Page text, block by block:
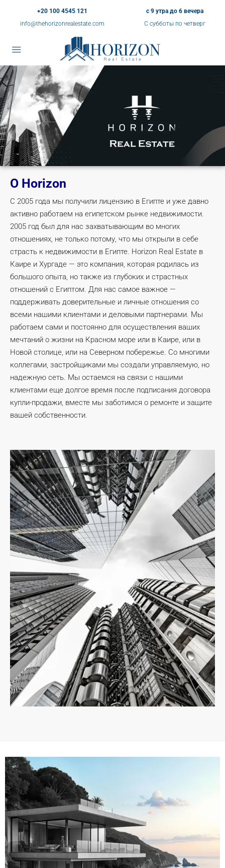
+20 100 4545 121
info@thehorizonrealestate.com
с 9 утра до 6 вечера
С субботы по четверг
О Horizon
С 2005 года мы получили лицензию в Египте и уже давно
активно работаем на египетском рынке недвижимости.
2005 год был для нас захватывающим во многих
отношениях, не только потому, что мы открыли в себе
страсть к недвижимости в Египте. Horizon Real Estate в
Каире и Хургаде — это компания, которая родилась из
большого опыта, но также из глубоких и страстных
отношений с Египтом. Для нас самое важное —
поддерживать доверительные и личные отношения со
всеми нашими клиентами и деловыми партнерами. Мы
работаем сами и постоянно для осуществления ваших
мечтаний о жизни на Красном море или в Каире, или в
Новой столице, или на Северном побережье. Со многими
коллегами, застройщиками мы создали управляемую, но
надежную сеть. Мы остаемся на связи с нашими
клиентами еще долгое время после подписания договора
купли-продажи, вместе мы заботимся о ремонте и защите
вашей собственности.